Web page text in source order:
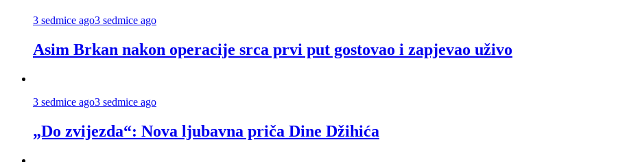
3 sedmice ago3 sedmice ago
Asim Brkan nakon operacije srca prvi put gostovao i zapjevao uživo
3 sedmice ago3 sedmice ago
„Do zvijezda“: Nova ljubavna priča Dine Džihića